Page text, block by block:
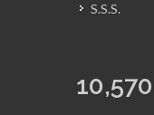
S.S.S.
10,570